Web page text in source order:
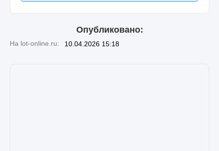
Опубликовано:
На lot-online.ru: 10.04.2026 15:18